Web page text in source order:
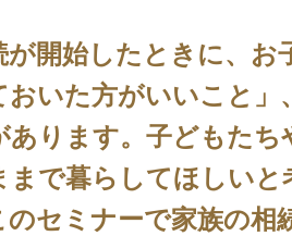
が開始したときに、お
おいた方がいいこと」
あります。子どもた
まで暮らしてほしいと
のセミナーで家族の相